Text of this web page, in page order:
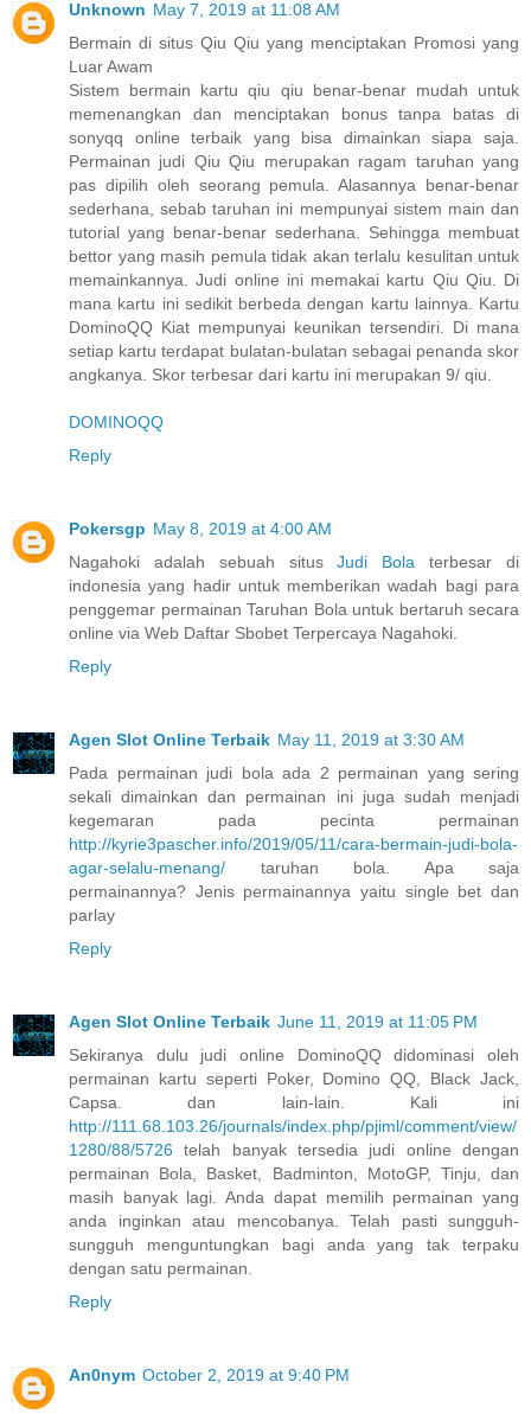
Unknown May 7, 2019 at 11:08 AM
Bermain di situs Qiu Qiu yang menciptakan Promosi yang
Luar Awam
Sistem bermain kartu qiu qiu benar-benar mudah untuk
memenangkan dan menciptakan bonus tanpa batas di
sonyqq online terbaik yang bisa dimainkan siapa saja.
Permainan judi Qiu Qiu merupakan ragam taruhan yang
pas dipilih oleh seorang pemula. Alasannya benar-benar
sederhana, sebab taruhan ini mempunyai sistem main dan
tutorial yang benar-benar sederhana. Sehingga membuat
bettor yang masih pemula tidak akan terlalu kesulitan untuk
memainkannya. Judi online ini memakai kartu Qiu Qiu. Di
mana kartu ini sedikit berbeda dengan kartu lainnya. Kartu
DominoQQ Kiat mempunyai keunikan tersendiri. Di mana
setiap kartu terdapat bulatan-bulatan sebagai penanda skor
angkanya. Skor terbesar dari kartu ini merupakan 9/ qiu.
DOMINOQQ
Reply
Pokersgp May 8, 2019 at 4:00 AM
Nagahoki adalah sebuah situsJudi Bola terbesar di
indonesia yang hadir untuk memberikan wadah bagi para
penggemar permainan Taruhan Bola untuk bertaruh secara
online via Web Daftar Sbobet Terpercaya Nagahoki.
Reply
Agen Slot Online Terbaik May 11, 2019 at 3:30 AM
Pada permainan judi bola ada 2 permainan yang sering
sekali dimainkan dan permainan ini juga sudah menjadi
kegemaran pada pecinta permainan
http://kyrie3pascher.info/2019/05/11/cara-bermain-judi-bola-
agar-selalu-menang/ taruhan bola. Apa saja
permainannya? Jenis permainannya yaitu single bet dan
parlay
Reply
Agen Slot Online Terbaik June 11, 2019 at 11:05 PM
Sekiranya dulu judi online DominoQQ didominasi oleh
permainan kartu seperti Poker, Domino QQ, Black Jack,
Capsa. dan lain-lain. Kali ini
http://111.68.103.26/journals/index.php/pjiml/comment/view/
1280/88/5726 telah banyak tersedia judi online dengan
permainan Bola, Basket, Badminton, MotoGP, Tinju, dan
masih banyak lagi. Anda dapat memilih permainan yang
anda inginkan atau mencobanya. Telah pasti sungguh-
sungguh menguntungkan bagi anda yang tak terpaku
dengan satu permainan.
Reply
An0nym October 2, 2019 at 9:40 PM